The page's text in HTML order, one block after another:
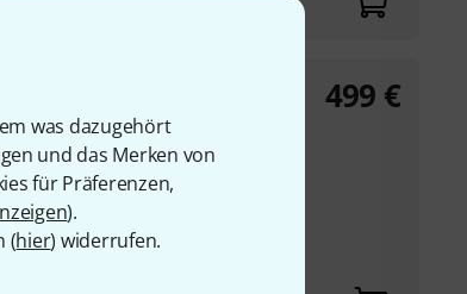
was dazugehört
und das Merken von
für Präferenzen,
).
(hier) widerrufen.
auf
Audio-
499 €